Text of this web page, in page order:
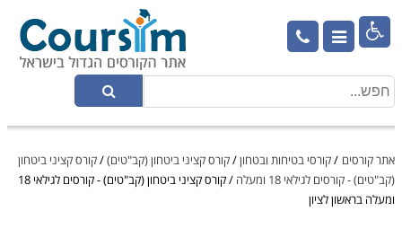

אתר קורסים /קורסי בטיחות ובטחון/קורס קציני ביטחון (קב"טים)/קורס קציני ביטחון
(קב"טים) - קורסים לגילאי 18 ומעלה
/
קורס קציני ביטחון (קב"טים) - קורסים לגילאי 18
ומעלה בראשון לציון